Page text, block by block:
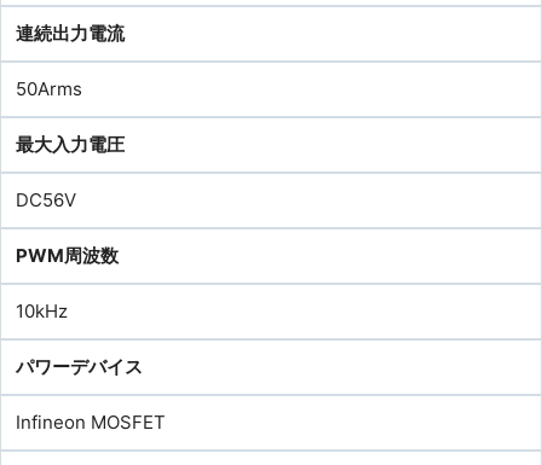
連続出力電流
50Arms
最大入力電圧
DC56V
PWM周波数
10kHz
パワーデバイス
Infineon MOSFET